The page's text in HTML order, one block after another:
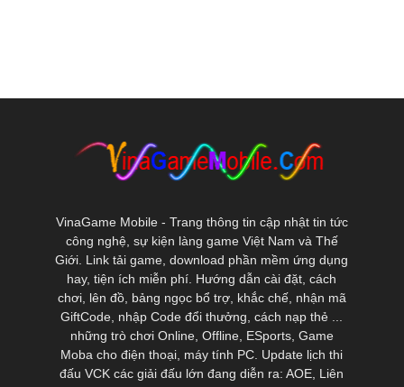
VinaGame Mobile - Trang thông tin cập nhật tin tức
công nghệ, sự kiện làng game Việt Nam và Thế
Giới. Link tải game, download phần mềm ứng dụng
hay, tiện ích miễn phí. Hướng dẫn cài đặt, cách
chơi, lên đồ, bảng ngọc bổ trợ, khắc chế, nhận mã
GiftCode, nhập Code đổi thưởng, cách nạp thẻ ...
những trò chơi Online, Offline, ESports, Game
Moba cho điện thoại, máy tính PC. Update lịch thi
đấu VCK các giải đấu lớn đang diễn ra: AOE, Liên